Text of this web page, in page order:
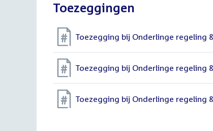
Toezeggingen
Toezegging bij Onderlinge regeling
Toezegging bij Onderlinge regeling
Toezegging bij Onderlinge regeling